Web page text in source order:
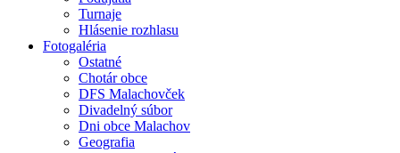
Turnaje
Hlásenie rozhlasu
Fotogaléria
Ostatné
Chotár obce
DFS Malachovček
Divadelný súbor
Dni obce Malachov
Geografia